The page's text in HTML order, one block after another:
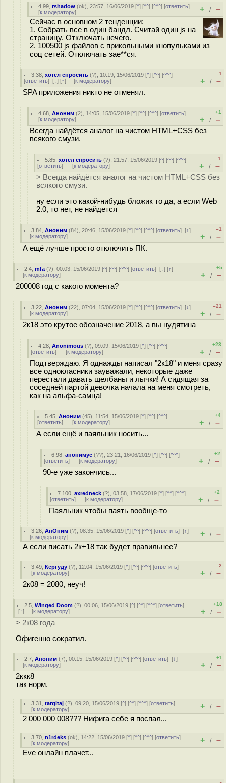
4.99 ,rshadow (ok), 23:57, 16/06/2019 [^] [^^] [^^^] [ответить]
[к модератору] + / –
Сейчас в основном 2 тенденции:
1. Собрать все в один бандл. Считай один js на
страницу. Отключать нечего.
2. 100500 js файлов с прикольными кнопульками из
соц сетей. Отключать зае**ся.
3.38 ,хотел спросить (?), 10:19, 15/06/2019 [^] [^^] [^^^]
[ответить] [↓] [↑] [к модератору]
–1
+ / –
SPA приложения никто не отменял.
4.68 ,Аноним (2), 14:05, 15/06/2019 [^] [^^] [^^^] [ответить]
[к модератору]
+1
+ / –
Всегда найдётся аналог на чистом HTML+CSS без
всякого смузи.
5.85 ,хотел спросить (?), 21:57, 15/06/2019 [^] [^^] [^^^]
[ответить] [к модератору]
–1
+ / –
> Всегда найдётся аналог на чистом HTML+CSS без
всякого смузи.
ну если это какой-нибудь бложик то да, а если Web
2.0, то нет, не найдется
3.84 ,Аноним (84), 20:46, 15/06/2019 [^] [^^] [^^^] [ответить][↑]
[к модератору]
–1
+ / –
А ещё лучше просто отключить ПК.
2.4 ,mfa (?), 00:03, 15/06/2019 [^] [^^] [^^^] [ответить][↓] [↑]
[к модератору]
+5
+ / –
200008 год с какого момента?
3.22 ,Аноним (22), 07:04, 15/06/2019 [^] [^^] [^^^] [ответить][↓]
[к модератору]
–21
+ / –
2к18 это крутое обозначение 2018, а вы нудятина
4.28 ,Anonimous (?), 09:09, 15/06/2019 [^] [^^] [^^^]
[ответить] [к модератору]
+23
+ / –
Подтверждаю. Я однажды написал "2к18" и меня сразу
все однокласники зауважали, некоторые даже
перестали давать щелбаны и лычки! А сидящая за
соседней партой девочка начала на меня смотреть,
как на альфа-самца!
5.45 ,Аноним (45), 11:54, 15/06/2019 [^] [^^] [^^^]
[ответить] [к модератору]
+4
+ / –
А если ещё и паяльник носить...
6.98 ,анонимус (??), 23:21, 16/06/2019 [^] [^^] [^^^]
[ответить] [к модератору]
+2
+ / –
90-е уже закончись...
7.100 ,axredneck (?), 03:58, 17/06/2019 [^] [^^] [^^^]
[ответить] [к модератору]
+2
+ / –
Паяльник чтобы паять вообще-то
3.26 ,АнОним (?), 08:35, 15/06/2019 [^] [^^] [^^^] [ответить][↑]
[к модератору] + / –
А если писать 2к+18 так будет правильнее?
3.49 ,Кергуду (?), 12:04, 15/06/2019 [^] [^^] [^^^] [ответить]
[к модератору]
–2
+ / –
2к08 = 2080, неуч!
2.5 ,Winged Doom (?), 00:06, 15/06/2019 [^] [^^] [^^^] [ответить]
[↑] [к модератору]
+18
+ / –
> 2к08 года
Офигенно сократил.
2.7 ,Аноним (7), 00:15, 15/06/2019 [^] [^^] [^^^] [ответить][↓]
[к модератору]
+1
+ / –
2ккк8
так норм.
3.31 ,targitaj (?), 09:20, 15/06/2019 [^] [^^] [^^^] [ответить]
[к модератору] + / –
2 000 000 008??? Нифига себе я поспал...
3.70 ,n1rdeks (ok), 14:22, 15/06/2019 [^] [^^] [^^^] [ответить]
[к модератору] + / –
Eve онлайн плачет...